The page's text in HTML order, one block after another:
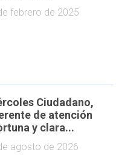
febrero de 2025
Ciudadano,
de atención
y clara...
agosto de 2026